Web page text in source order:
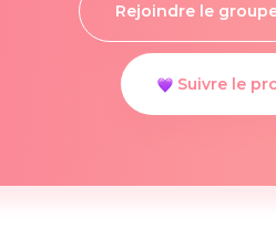
Rejoindre le
Suivre le